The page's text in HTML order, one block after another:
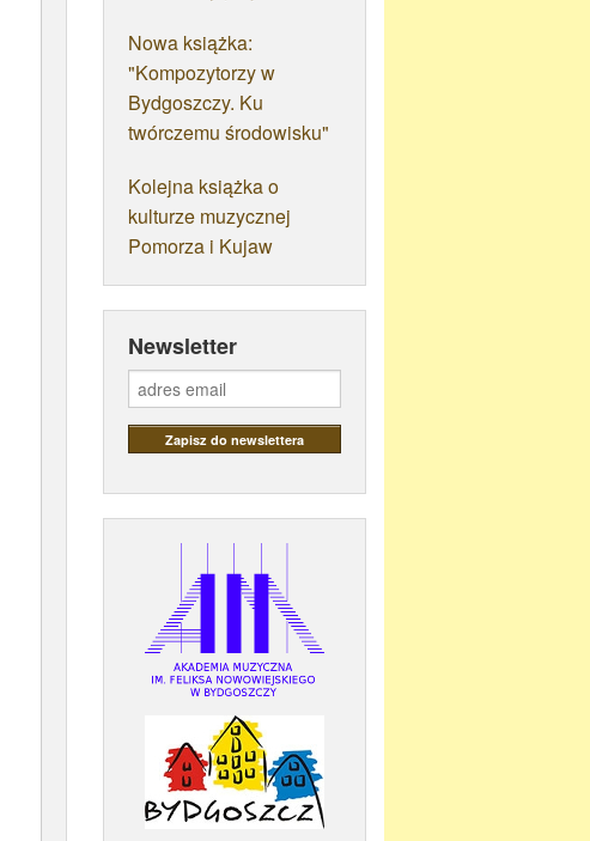
Nowa książka:
"Kompozytorzy w
Bydgoszczy. Ku
twórczemu środowisku"
Kolejna książka o
kulturze muzycznej
Pomorza i Kujaw
Newsletter